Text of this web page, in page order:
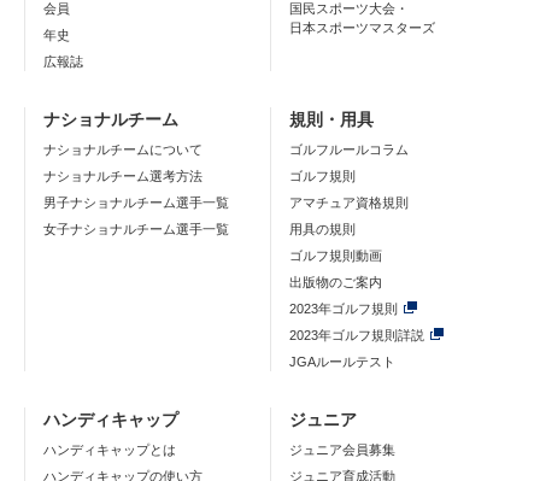
会員
年史
広報誌
国民スポーツ大会・
日本スポーツマスターズ
ナショナルチーム
ナショナルチームについて
ナショナルチーム選考方法
男子ナショナルチーム選手一覧
女子ナショナルチーム選手一覧
規則・用具
ゴルフルールコラム
ゴルフ規則
アマチュア資格規則
用具の規則
ゴルフ規則動画
出版物のご案内
2023年ゴルフ規則
2023年ゴルフ規則詳説
JGAルールテスト
ハンディキャップ
ハンディキャップとは
ハンディキャップの使い方
ジュニア
ジュニア会員募集
ジュニア育成活動